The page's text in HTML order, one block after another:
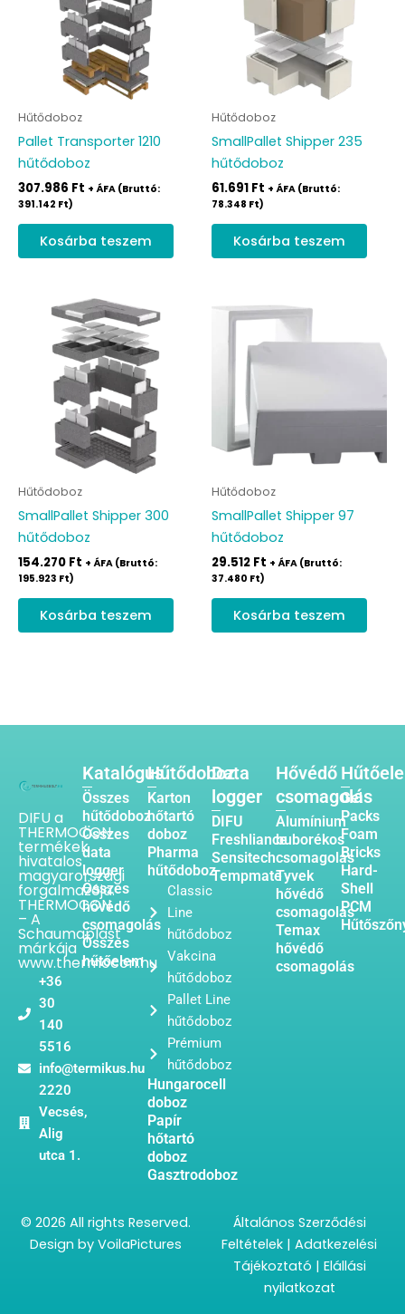
Hűtődoboz
Pallet Transporter 1210
hűtődoboz
307.986 Ft + ÁFA (Bruttó:
391.142 Ft)
Kosárba teszem
Hűtődoboz
SmallPallet Shipper 235
hűtődoboz
61.691 Ft + ÁFA (Bruttó:
78.348 Ft)
Kosárba teszem
Hűtődoboz
SmallPallet Shipper 300
hűtődoboz
154.270 Ft + ÁFA (Bruttó:
195.923 Ft)
Kosárba teszem
Hűtődoboz
SmallPallet Shipper 97
hűtődoboz
29.512 Ft + ÁFA (Bruttó:
37.480 Ft)
Kosárba teszem
DIFU a
THERMOCON
termékek
hivatalos
magyarországi
forgalmazója.
THERMOCON
– A
Schaumaplast
márkája
www.thermocon.hu
+36
30
140
5516
info@termikus.hu
2220
Vecsés,
Alig
utca 1.
Katalógus
Összes
hűtődoboz
Összes
data
logger
Összes
hővédő
csomagolás
Összes
hűtőelem
Hűtődoboz
Karton
hőtartó
doboz
Pharma
hűtődoboz
Classic
Line
hűtődoboz
Vakcina
hűtődoboz
Pallet Line
hűtődoboz
Prémium
hűtődoboz
Hungarocell
doboz
Papír
hőtartó
doboz
Gasztrodoboz
Data
logger
DIFU
Freshliance
Sensitech
Tempmate
Hővédő
csomagolás
Alumínium
buborékos
csomagolás
Tyvek
hővédő
csomagolás
Temax
hővédő
csomagolás
Gel
Packs
Foam
Bricks
Hard-
Shell
PCM
© 2026 All rights Reserved.
Design by VoilaPictures
Általános Szerződési
Feltételek | Adatkezelési
Tájékoztató | Elállási
nyilatkozat